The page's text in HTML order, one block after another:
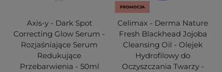
Axis-y - Dark Spot
Correcting Glow Serum -
Rozjaśniające Serum
Redukujące
Przebarwienia - 50ml
PROMOCJA
Celimax - Derma Nature
Fresh Blackhead Jojoba
Cleansing Oil - Olejek
Hydrofilowy do
Oczyszczania Twarzy -